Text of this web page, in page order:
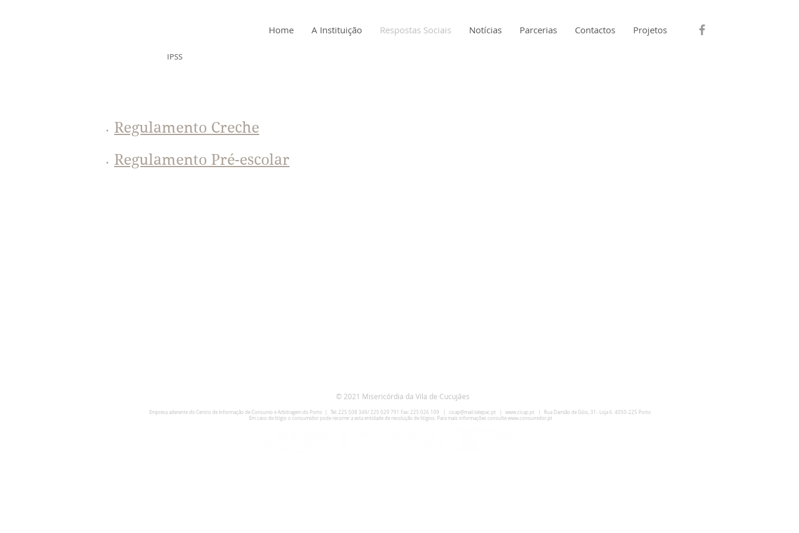
IPSS
Home A Instituição Respostas Sociais Notícias Parcerias Contactos Projetos
Regulamento Creche
Regulamento Pré-escolar
© 2021 Misericórdia da Vila de Cucujães
Empresa aderente do Centro de Informação de Consumo e Arbitragem do Porto | Tel: 225 508 349/ 225 029 791 Fax: 225 026 109 | cicap@mail.telepac.pt www.cicap.pt | Rua Damião de Góis, 31- Loja 6 4050-225 Porto
Em caso de litígio o consumidor pode recorrer a esta entidade de resolução de litígios. Para mais informações consulte www.consumidor.pt